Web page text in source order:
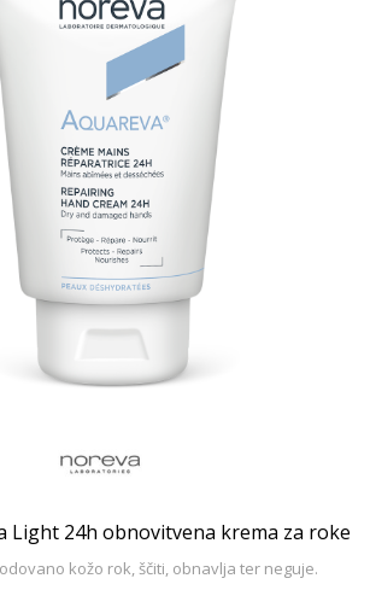
Light 24h obnovitvena krema za roke
kožo rok, ščiti, obnavlja ter neguje.